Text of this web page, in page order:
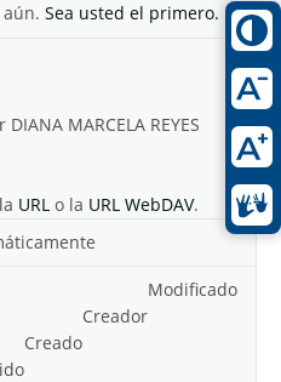
Sea usted el primero.
MARCELA REYES
URL o la URL WebDAV.
Modificado
Creador
Creado